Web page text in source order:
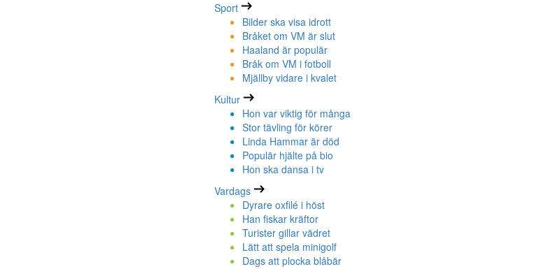
Sport
Bilder ska visa idrott
Bråket om VM är slut
Haaland är populär
Bråk om VM i fotboll
Mjällby vidare i kvalet
Kultur
Hon var viktig för många
Stor tävling för körer
Linda Hammar är död
Populär hjälte på bio
Hon ska dansa i tv
Vardags
Dyrare oxfilé i höst
Han fiskar kräftor
Turister gillar vädret
Lätt att spela minigolf
Dags att plocka blåbär